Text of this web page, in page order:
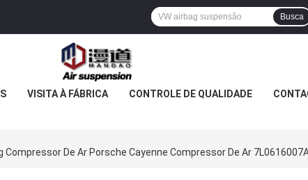
Busca
VISITA À FÁBRICA CONTROLE DE QUALIDADE
Compressor De Ar Porsche Cayenne Compressor De Ar